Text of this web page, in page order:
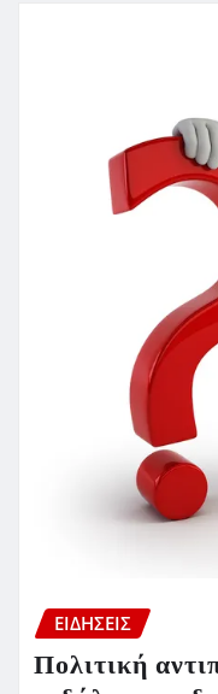
ΕΙΔΗΣΕΙΣ
Πολιτική